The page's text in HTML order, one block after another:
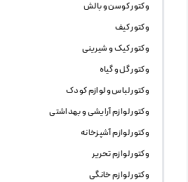
وکتور کوسن و بالش
وکتور کیف
وکتور کیک و شیرینی
وکتور گل و گیاه
وکتور لباس و لوازم کودک
وکتور لوازم آرایشی و بهداشتی
وکتور لوازم آشپزخانه
وکتور لوازم تحریر
وکتور لوازم خانگی